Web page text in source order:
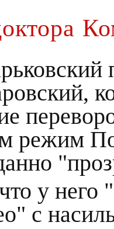
режим
у него
с